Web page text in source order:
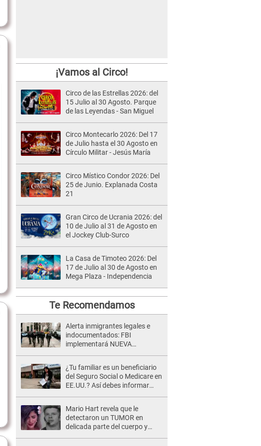
¡Vamos al Circo!
Circo de las Estrellas 2026: del
15 Julio al 30 Agosto. Parque
de las Leyendas - San Miguel
Circo Montecarlo 2026: Del 17
de Julio hasta el 30 Agosto en
Círculo Militar - Jesús María
Circo Místico Condor 2026: Del
25 de Junio. Explanada Costa
21
Gran Circo de Ucrania 2026: del
10 de Julio al 31 de Agosto en
el Jockey Club-Surco
La Casa de Timoteo 2026: Del
17 de Julio al 30 de Agosto en
Mega Plaza - Independencia
Te Recomendamos
Alerta inmigrantes legales e
indocumentados: FBI
implementará NUEVA
¿Tu familiar es un beneficiario
del Seguro Social o Medicare en
EE.UU.? Así debes informar
Mario Hart revela que le
detectaron un TUMOR en
delicada parte del cuerpo y